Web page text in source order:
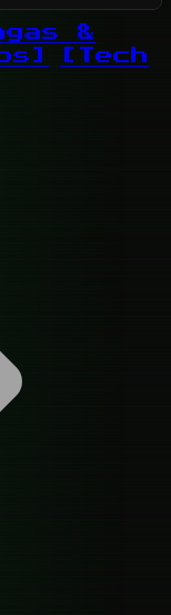
&
[Tech